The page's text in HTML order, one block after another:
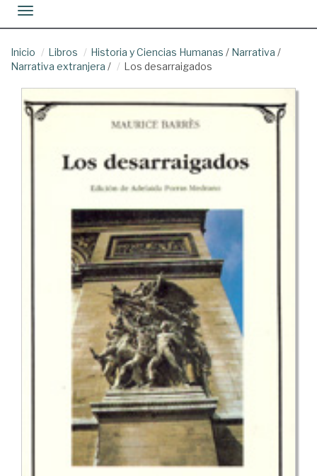
Toggle navigation
Inicio Libros Historia y Ciencias Humanas / Narrativa /
Narrativa extranjera / Los desarraigados